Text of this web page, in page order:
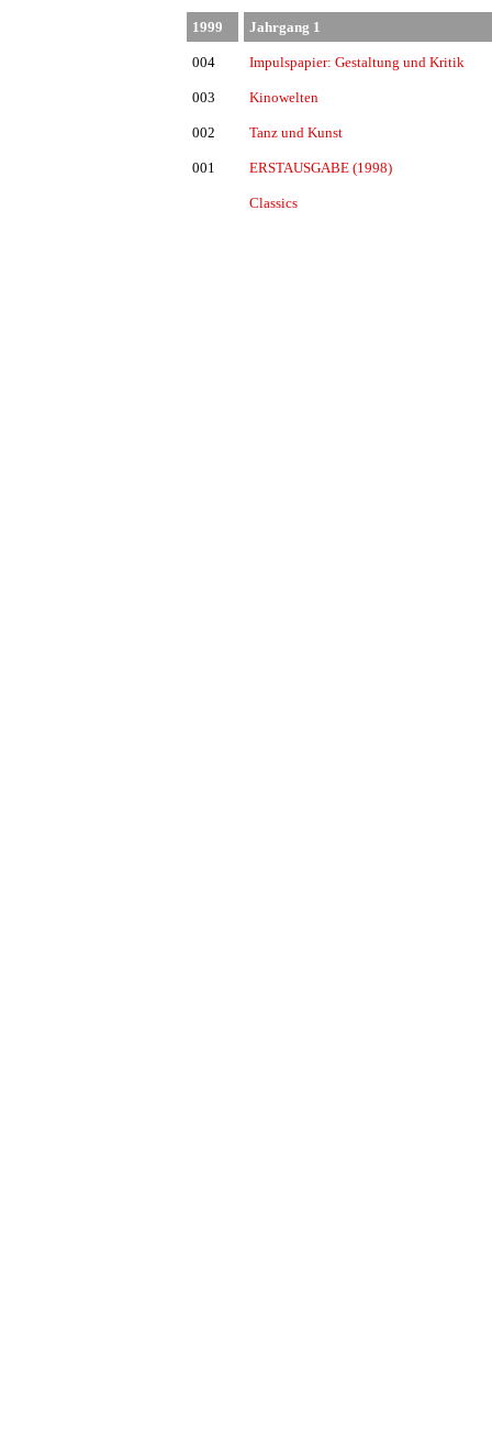
1999 Jahrgang 1
004 Impulspapier: Gestaltung und Kritik
003 Kinowelten
002 Tanz und Kunst
001 ERSTAUSGABE (1998)
Classics